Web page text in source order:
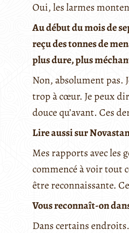
Oui, les larmes
Au début du mois de
reçu des tonnes de
plus dure, plus
Non, absolument pas.
trop à cœur. Je peux
douce qu’avant. Ces
Lire aussi sur
Mes rapports avec les
commencé à voir tout
être reconnaissante.
Vous reconnaît-on
Dans certains